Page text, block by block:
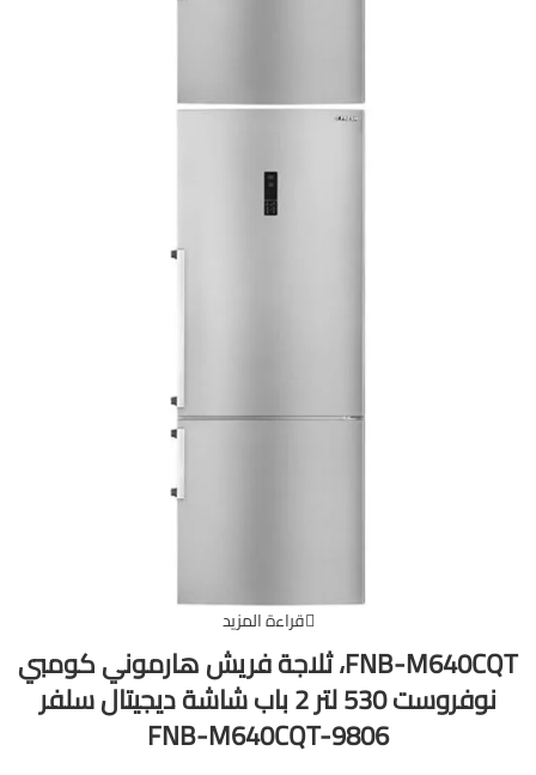
قراءة المزيد
FNB-M640CQT، ثلاجة فريش هارموني كومبي
نوفروست 530 لتر 2 باب شاشة ديجيتال سلفر
FNB-M640CQT-9806